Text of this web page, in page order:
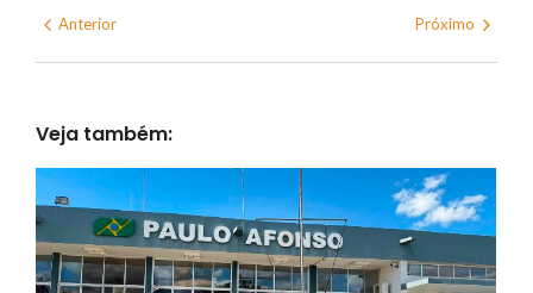
Anterior Próximo
Veja também: